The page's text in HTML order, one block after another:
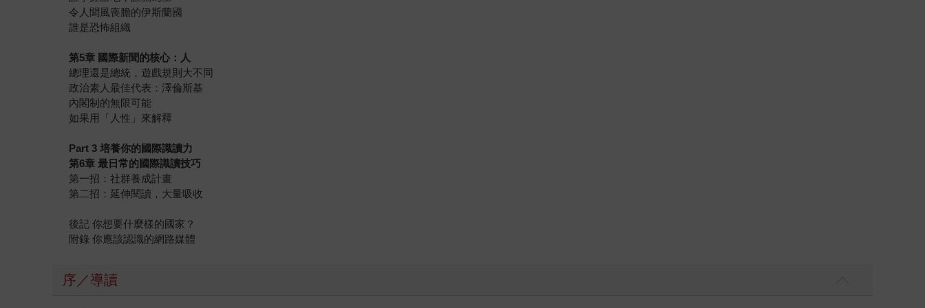
令人聞風喪膽的伊斯蘭國
誰是恐怖組織
第5章 國際新聞的核心：人
總理還是總統，遊戲規則大不同
政治素人最佳代表：澤倫斯基
內閣制的無限可能
如果用「人性」來解釋
Part 3 培養你的國際識讀力
第6章 最日常的國際識讀技巧
第一招：社群養成計畫
第二招：延伸閱讀，大量吸收
後記 你想要什麼樣的國家？
附錄 你應該認識的網路媒體
序／導讀